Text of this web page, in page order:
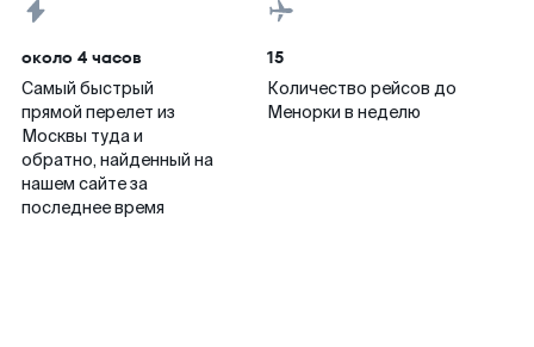
около 4 часов
Самый быстрый
прямой перелет из
Москвы туда и
обратно, найденный на
нашем сайте за
последнее время
15
Количество рейсов до
Менорки в неделю